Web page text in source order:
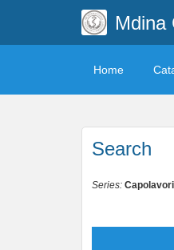
Mdina
Home
Search
Series: